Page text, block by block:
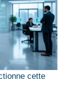
cette